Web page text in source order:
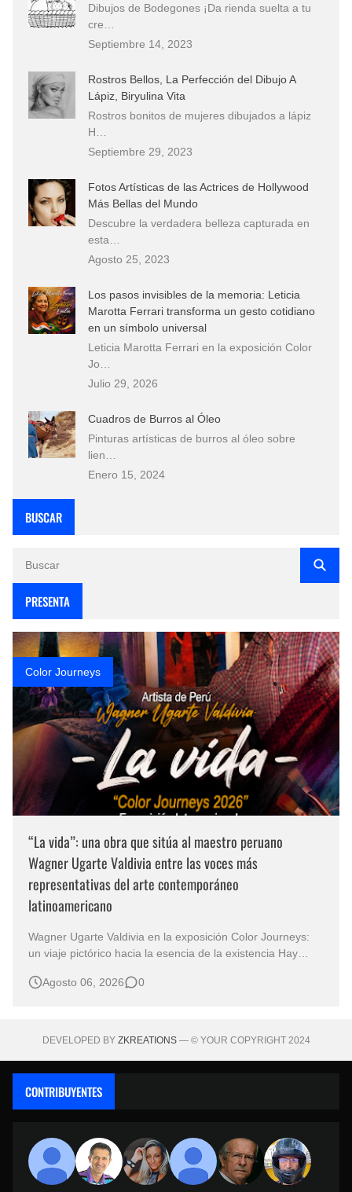
Dibujos de Bodegones ¡Da rienda suelta a tu
cre…
Septiembre 14, 2023
Rostros Bellos, La Perfección del Dibujo A
Lápiz, Biryulina Vita
Rostros bonitos de mujeres dibujados a lápiz
H…
Septiembre 29, 2023
Fotos Artísticas de las Actrices de Hollywood
Más Bellas del Mundo
Descubre la verdadera belleza capturada en
esta…
Agosto 25, 2023
Los pasos invisibles de la memoria: Leticia
Marotta Ferrari transforma un gesto cotidiano
en un símbolo universal
Leticia Marotta Ferrari en la exposición Color
Jo…
Julio 29, 2026
Cuadros de Burros al Óleo
Pinturas artísticas de burros al óleo sobre
lien…
Enero 15, 2024
BUSCAR
PRESENTA
Color Journeys
“La vida”: una obra que sitúa al maestro peruano
Wagner Ugarte Valdivia entre las voces más
representativas del arte contemporáneo
latinoamericano
Wagner Ugarte Valdivia en la exposición Color Journeys:
un viaje pictórico hacia la esencia de la existencia Hay
aquello que permanece oculto en la conciencia humana.
Agosto 06, 2026 0
DEVELOPED BY ZKREATIONS— © YOUR COPYRIGHT 2024
CONTRIBUYENTES